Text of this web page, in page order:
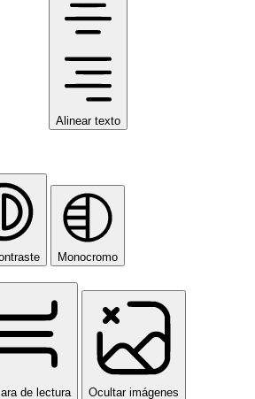
Alinear texto
Monocromo
de lectura Ocultar imágenes